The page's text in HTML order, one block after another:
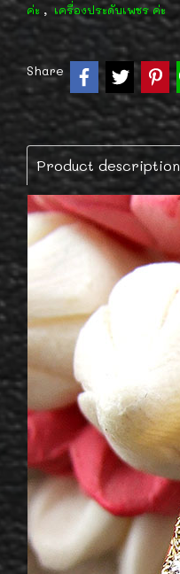
ค่ะ , เครื่องประดับเพชร ค่ะ
Share
Product description